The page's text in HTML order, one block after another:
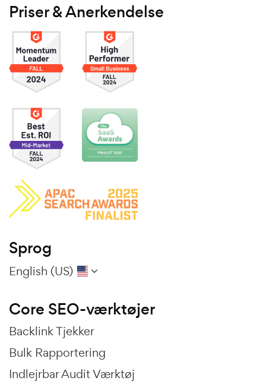
Priser & Anerkendelse
Sprog
English (US)
Core SEO-værktøjer
Backlink Tjekker
Bulk Rapportering
Indlejrbar Audit Værktøj